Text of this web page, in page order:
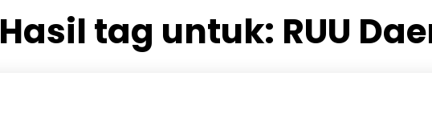
Hasil tag untuk: RUU